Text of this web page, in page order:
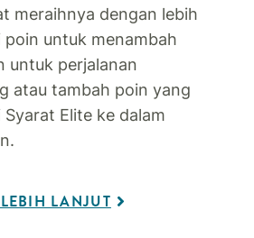
meraihnya dengan lebih
poin untuk menambah
untuk perjalanan
atau tambah poin yang
Syarat Elite ke dalam
LANJUT